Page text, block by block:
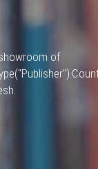
of